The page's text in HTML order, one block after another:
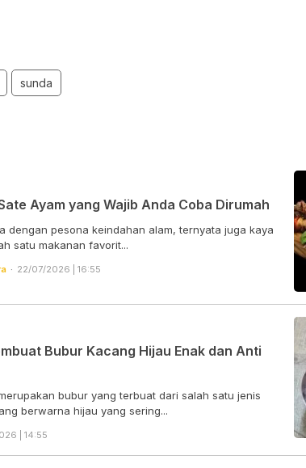
sunda
Ayam yang Wajib Anda Coba Dirumah
dengan pesona keindahan alam, ternyata juga kaya
satu makanan favorit...
22/07/2026 | 16:55
Bubur Kacang Hijau Enak dan Anti
bubur yang terbuat dari salah satu jenis
berwarna hijau yang sering...
| 14:55